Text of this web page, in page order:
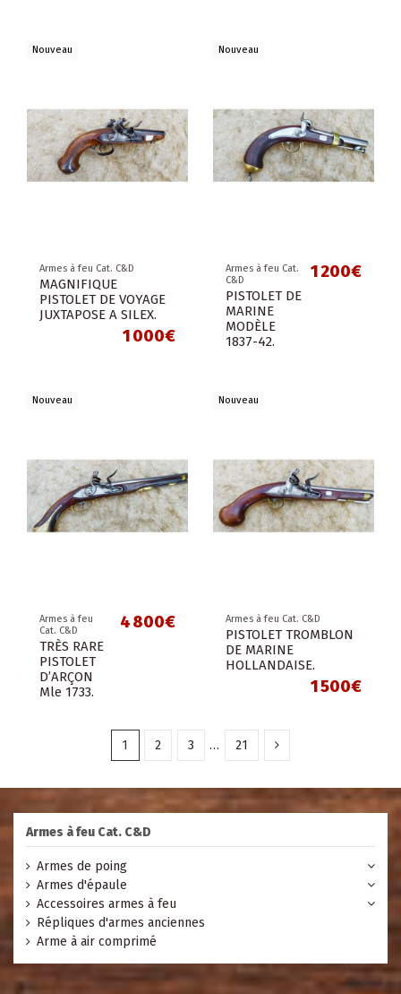
Nouveau
Armes à feu Cat. C&D
MAGNIFIQUE
PISTOLET DE VOYAGE
JUXTAPOSE A SILEX.
1 000€
Nouveau
Armes à feu Cat.
C&D
PISTOLET DE
MARINE
MODÈLE
1837-42.
1 200€
Nouveau
Armes à feu
Cat. C&D
TRÈS RARE
PISTOLET
D’ARÇON
Mle 1733.
4 800€
Nouveau
Armes à feu Cat. C&D
PISTOLET TROMBLON
DE MARINE
HOLLANDAISE.
1 500€
1 2 3 … 21
Armes à feu Cat. C&D
Armes de poing
Armes d'épaule
Accessoires armes à feu
Répliques d'armes anciennes
Arme à air comprimé